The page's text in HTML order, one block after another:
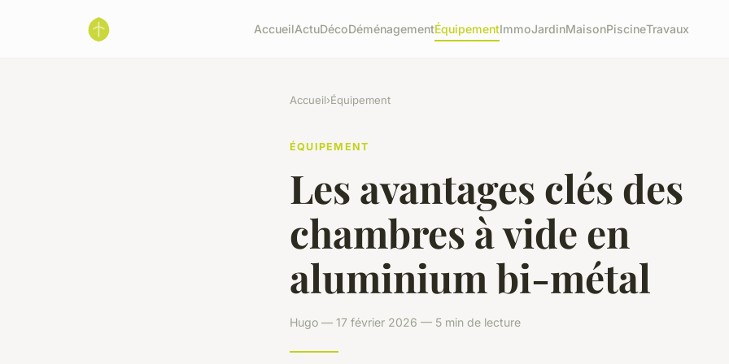
AccueilActuDécoDéménagementÉquipementImmoJardinMaisonPiscineTravaux
Accueil›Équipement
ÉQUIPEMENT
Les avantages clés des
chambres à vide en
aluminium bi-métal
Hugo — 17 février 2026 — 5 min de lecture